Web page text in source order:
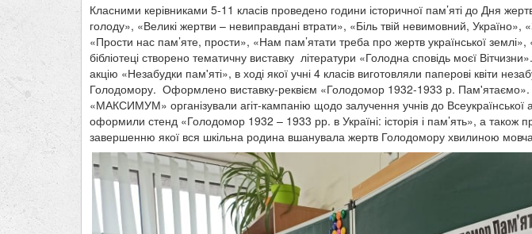
Класними керівниками 5-11 класів проведено години історичної пам’яті до Дня
голоду», «Великі жертви – невиправдані втрати», «Біль твій невимовний,
«Прости нас пам’яте, прости», «Нам пам’ятати треба про жертв української землі»,
бібліотеці створено тематичну виставку літератури «Голодна сповідь моєї
акцію «Незабудки пам'яті», в ході якої учні 4 класів виготовляли паперові квіти
Голодомору. Оформлено виставку-реквієм «Голодомор 1932-1933 р. Пам'ятаємо».
«МАКСИМУМ» організували агіт-кампанію щодо залучення учнів до Всеукраїнської
оформили стенд «Голодомор 1932 – 1933 рр. в Україні: історія і пам’ять», а також
завершенню якої вся шкільна родина вшанувала жертв Голодомору хвилиною